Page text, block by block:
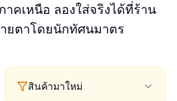
คเหนือ ลองใส่จริงได้ที่ร้าน
ยตาโดยนักทัศนมาตร
สินค้ามาใหม่